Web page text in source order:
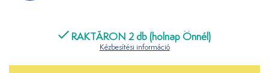
RAKTÁRON 2 db (holnap Önnél)
Kézbesítési információ